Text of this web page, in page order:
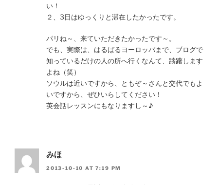
い！
２、3日はゆっくりと滞在したかったです。
パリね～、来ていただきたかったです～。
でも、実際は、はるばるヨーロッパまで、ブログで
知っているだけの人の所へ行くなんて、躊躇します
よね（笑）
ソウルは近いですから、ともぞ～さんと交代でもよ
いですから、ぜひいらしてください！
英会話レッスンにもなりますし～♪
みほ
2013-10-10 AT 7:19 PM